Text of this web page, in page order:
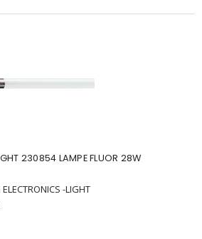
230854 LAMPE FLUOR 28W
-LIGHT